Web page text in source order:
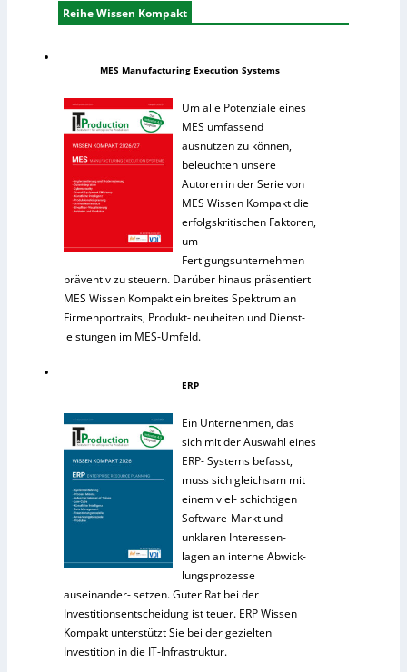
Reihe Wissen Kompakt
MES Manufacturing Execution Systems
Um alle Potenziale eines
MES umfassend
ausnutzen zu können,
beleuchten unsere
Autoren in der Serie von
MES Wissen Kompakt die
erfolgskritischen Faktoren,
um
Fertigungsunternehmen
präventiv zu steuern. Darüber hinaus präsentiert
MES Wissen Kompakt ein breites Spektrum an
Firmenportraits, Produkt- neuheiten und Dienst-
leistungen im MES-Umfeld.
ERP
Ein Unternehmen, das
sich mit der Auswahl eines
ERP- Systems befasst,
muss sich gleichsam mit
einem viel- schichtigen
Software-Markt und
unklaren Interessen-
lagen an interne Abwick-
lungsprozesse
auseinander- setzen. Guter Rat bei der
Investitionsentscheidung ist teuer. ERP Wissen
Kompakt unterstützt Sie bei der gezielten
Investition in die IT-Infrastruktur.